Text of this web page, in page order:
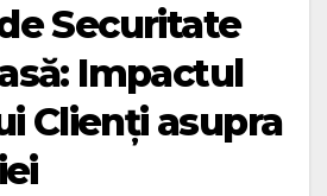
Securitate
Impactul
Clienți asupra